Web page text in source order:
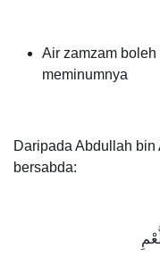
Air zamzam
meminumnya
Daripada Abdullah
bersabda: